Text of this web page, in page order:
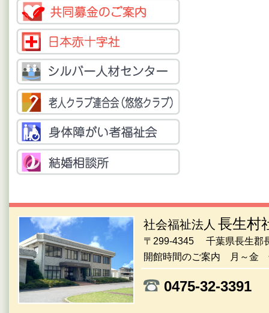
社会福祉法人 長生村
〒299-4345 千葉県長生郡
開館時間のご案内 月～金
0475-32-